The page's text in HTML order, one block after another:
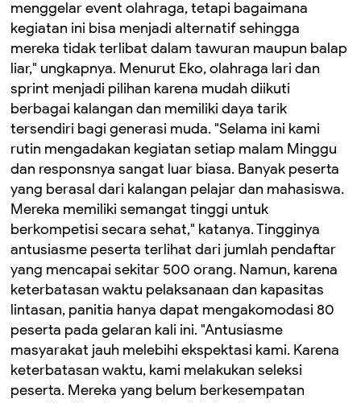
menggelar event olahraga, tetapi bagaimana
kegiatan ini bisa menjadi alternatif sehingga
mereka tidak terlibat dalam tawuran maupun balap
liar," ungkapnya. Menurut Eko, olahraga lari dan
sprint menjadi pilihan karena mudah diikuti
berbagai kalangan dan memiliki daya tarik
tersendiri bagi generasi muda. "Selama ini kami
rutin mengadakan kegiatan setiap malam Minggu
dan responsnya sangat luar biasa. Banyak peserta
yang berasal dari kalangan pelajar dan mahasiswa.
Mereka memiliki semangat tinggi untuk
berkompetisi secara sehat," katanya. Tingginya
antusiasme peserta terlihat dari jumlah pendaftar
yang mencapai sekitar 500 orang. Namun, karena
keterbatasan waktu pelaksanaan dan kapasitas
lintasan, panitia hanya dapat mengakomodasi 80
peserta pada gelaran kali ini. "Antusiasme
masyarakat jauh melebihi ekspektasi kami. Karena
keterbatasan waktu, kami melakukan seleksi
peserta. Mereka yang belum berkesempatan